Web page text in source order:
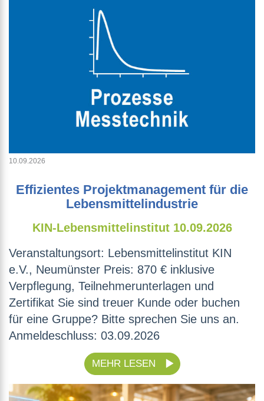
10.09.2026
Effizientes Projektmanagement für die
Lebensmittelindustrie
KIN-Lebensmittelinstitut 10.09.2026
Veranstaltungsort: Lebensmittelinstitut KIN
e.V., Neumünster Preis: 870 € inklusive
Verpflegung, Teilnehmerunterlagen und
Zertifikat Sie sind treuer Kunde oder buchen
für eine Gruppe? Bitte sprechen Sie uns an.
Anmeldeschluss: 03.09.2026
MEHR LESEN